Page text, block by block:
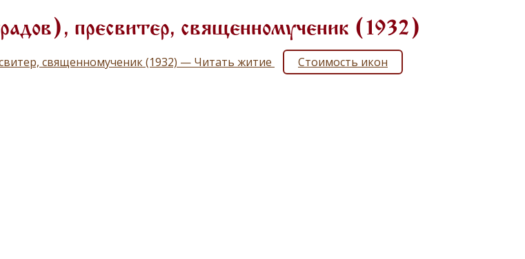
пресвитер, священномученик (1932)
священномученик (1932) — Читать житие Стоимость икон